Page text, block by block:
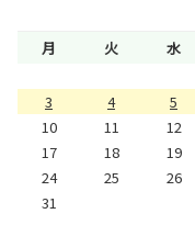
月 火 水
3
4 5
10
11 12
17
18 19
24
25 26
31